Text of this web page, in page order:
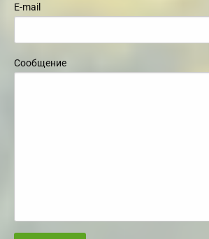
E-mail
Сообщение